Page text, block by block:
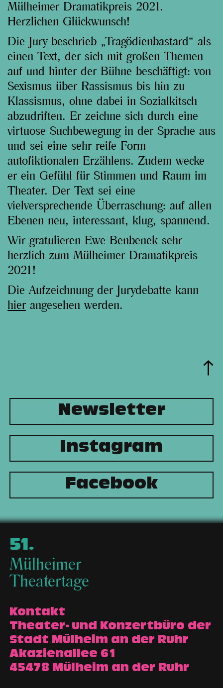
Mülheimer Dramatikpreis 2021.
Herzlichen Glückwunsch!
Die Jury beschrieb „Tragödienbastard“ als
einen Text, der sich mit großen Themen
auf und hinter der Bühne beschäftigt: von
Sexismus über Rassismus bis hin zu
Klassismus, ohne dabei in Sozialkitsch
abzudriften. Er zeichne sich durch eine
virtuose Suchbewegung in der Sprache aus
und sei eine sehr reife Form
autofiktionalen Erzählens. Zudem wecke
er ein Gefühl für Stimmen und Raum im
Theater. Der Text sei eine
vielversprechende Überraschung: auf allen
Ebenen neu, interessant, klug, spannend.
Wir gratulieren Ewe Benbenek sehr
herzlich zum Mülheimer Dramatikpreis
2021!
Die Aufzeichnung der Jurydebatte kann
hier angesehen werden.
Newsletter
Instagram
Facebook
51.
Mülheimer
Theatertage
Kontakt
Theater- und Konzertbüro der
Stadt Mülheim an der Ruhr
Akazienallee 61
45478 Mülheim an der Ruhr